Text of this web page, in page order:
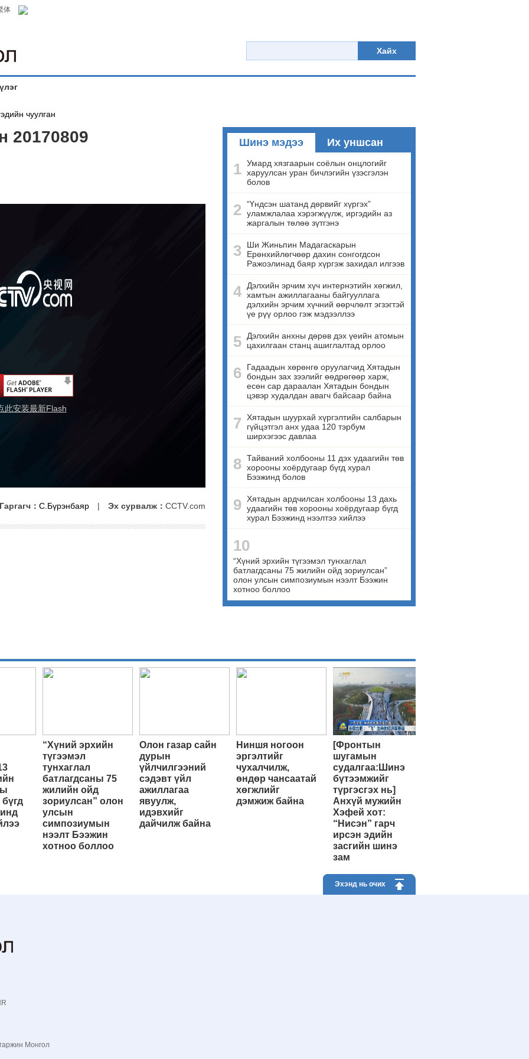
体
Хайх
чуулган
20170809
此安装最新Flash
Гаргагч： С.Бүрэнбаяр | Эх сурвалж： CCTV.com
Шинэ мэдээ Их уншсан
1 Умард хязгаарын соёлын онцлогийг
харуулсан уран бичлэгийн үзэсгэлэн
болов
2 “Үндсэн шатанд дөрвийг хүргэх”
уламжлалаа хэрэгжүүлж, иргэдийн аз
жаргалын төлөө зүтгэнэ
3
Ши Жиньпин Мадагаскарын
Ерөнхийлөгчөөр дахин сонгогдсон
Ражоэлинад баяр хүргэж захидал илгээв
4
Дэлхийн эрчим хүч интернэтийн хөгжил,
хамтын ажиллагааны байгууллага
дэлхийн эрчим хүчний өөрчлөлт эгзэгтэй
үе рүү орлоо гэж мэдээллээ
5
Дэлхийн анхны дөрөв дэх үеийн атомын
цахилгаан станц ашиглалтад орлоо
6
Гадаадын хөрөнгө оруулагчид Хятадын
бондын зах зээлийг өөдрөгөөр харж,
есөн сар дараалан Хятадын бондын
цэвэр худалдан авагч байсаар байна
7
Хятадын шуурхай хүргэлтийн салбарын
гүйцэтгэл анх удаа 120 тэрбум
ширхэгээс давлаа
8 Тайваний холбооны 11 дэх удаагийн төв
хорооны хоёрдугаар бүгд хурал
Бээжинд болов
9 Хятадын ардчилсан холбооны 13 дахь
удаагийн төв хорооны хоёрдугаар бүгд
хурал Бээжинд нээлтээ хийлээ
10
“Хүний эрхийн түгээмэл тунхаглал
батлагдсаны 75 жилийн ойд зориулсан”
олон улсын симпозиумын нээлт Бээжин
хотноо боллоо
“Хүний эрхийн
түгээмэл
тунхаглал
батлагдсаны 75
жилийн ойд
зориулсан” олон
улсын
симпозиумын
нээлт Бээжин
хотноо боллоо
Олон газар сайн
дурын
үйлчилгээний
сэдэвт үйл
ажиллагаа
явуулж,
идэвхийг
дайчилж байна
Ниншя ногоон
эргэлтийг
чухалчилж,
өндөр чансаатай
хөгжлийг
дэмжиж байна
[Фронтын
шугамын
судалгаа:Шинэ
бүтээмжийг
түргэсгэх нь]
Анхүй мужийн
Хэфей хот:
“Нисэн” гарч
ирсэн эдийн
засгийн шинэ
зам
Эхэнд нь очих
Монгол